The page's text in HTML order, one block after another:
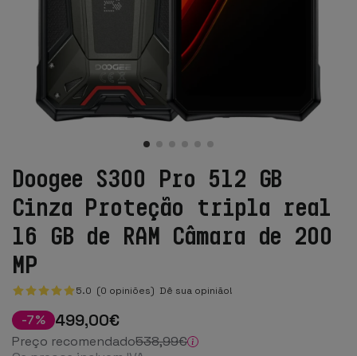
Doogee S300 Pro 512 GB
Cinza Proteção tripla real
16 GB de RAM Câmara de 200
MP
5.0 (0 opiniões) Dê sua opinião!
-7% 499,00€
Preço recomendado538,99€